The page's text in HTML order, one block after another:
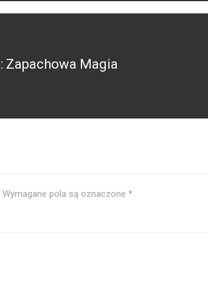
Zapachowa Magia
Wymagane pola są oznaczone *